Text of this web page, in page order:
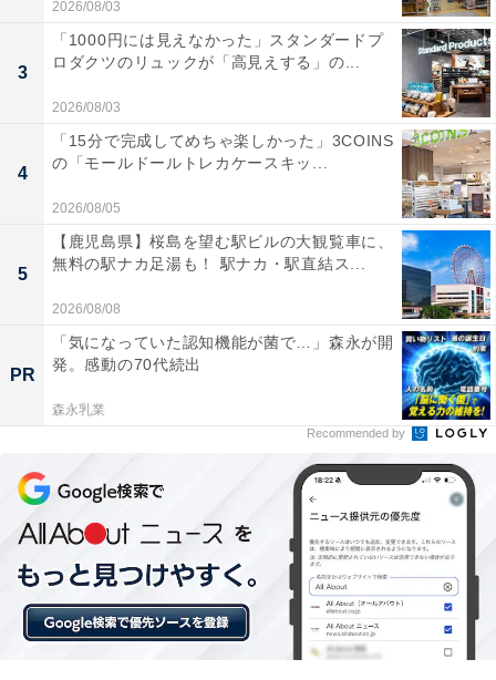
2026/08/03
3
「1000円には見えなかった」スタンダードプ
ロダクツのリュックが「高見えする」の...
2026/08/03
4
「15分で完成してめちゃ楽しかった」3COINS
の「モールドールトレカケースキッ...
2026/08/05
5
【鹿児島県】桜島を望む駅ビルの大観覧車に、
無料の駅ナカ足湯も！ 駅ナカ・駅直結ス...
2026/08/08
PR
「気になっていた認知機能が菌で…」森永が開
発。感動の70代続出
森永乳業
Recommended by